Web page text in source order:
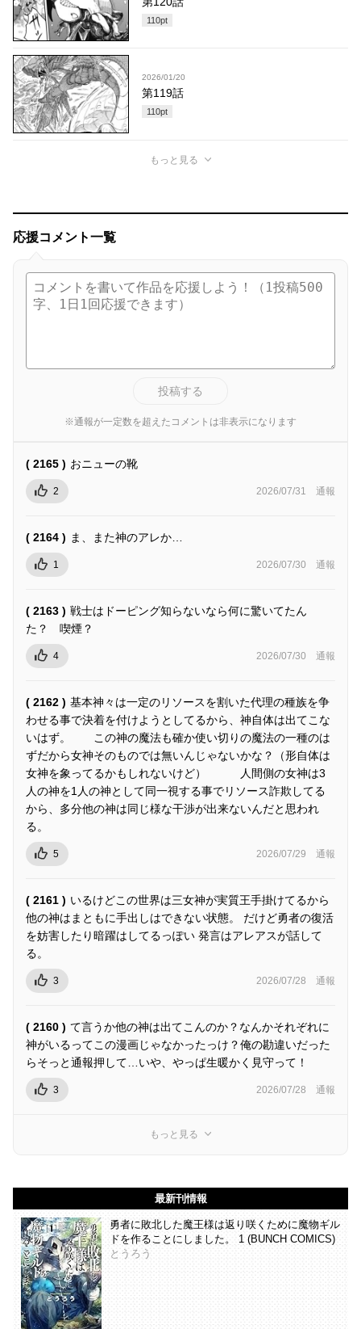
110pt
2026/01/20
第119話
110pt
もっと見る
応援コメント一覧
投稿する
※通報が一定数を超えたコメントは非表示になります
( 2165 ) おニューの靴
2 2026/07/31 通報
( 2164 ) ま、また神のアレか…
1 2026/07/30 通報
( 2163 ) 戦士はドーピング知らないなら何に驚いてたん
た？ 喫煙？
4 2026/07/30 通報
( 2162 ) 基本神々は一定のリソースを割いた代理の種族を争
わせる事で決着を付けようとしてるから、神自体は出てこな
いはず。 この神の魔法も確か使い切りの魔法の一種のは
ずだから女神そのものでは無いんじゃないかな？（形自体は
女神を象ってるかもしれないけど） 人間側の女神は3
人の神を1人の神として同一視する事でリソース詐欺してる
から、多分他の神は同じ様な干渉が出来ないんだと思われ
る。
5 2026/07/29 通報
( 2161 ) いるけどこの世界は三女神が実質王手掛けてるから
他の神はまともに手出しはできない状態。 だけど勇者の復活
を妨害したり暗躍はしてるっぽい 発言はアレアスが話して
る。
3 2026/07/28 通報
( 2160 ) て言うか他の神は出てこんのか？なんかそれぞれに
神がいるってこの漫画じゃなかったっけ？俺の勘違いだった
らそっと通報押して…いや、やっぱ生暖かく見守って！
3 2026/07/28 通報
もっと見る
最新刊情報
勇者に敗北した魔王様は返り咲くために魔物ギル
ドを作ることにしました。 1 (BUNCH COMICS)
とうろう